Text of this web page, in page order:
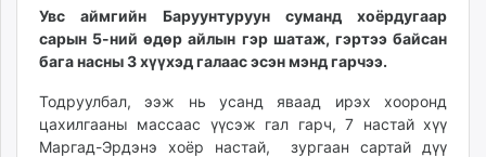
mminfo.mn
ugluu.mn
urlag.mn
asu.mn
shudarga.mn
Увс аймгийн Баруунтуруун суманд хоёрдугаар
сарын 5-ний өдөр айлын гэр шатаж, гэртээ байсан
бага насны 3 хүүхэд галаас эсэн мэнд гарчээ.
Тодруулбал, ээж нь усанд яваад ирэх хооронд
цахилгааны массаас үүсэж гал гарч, 7 настай хүү
Маргад-Эрдэнэ хоёр настай, зургаан сартай дүү